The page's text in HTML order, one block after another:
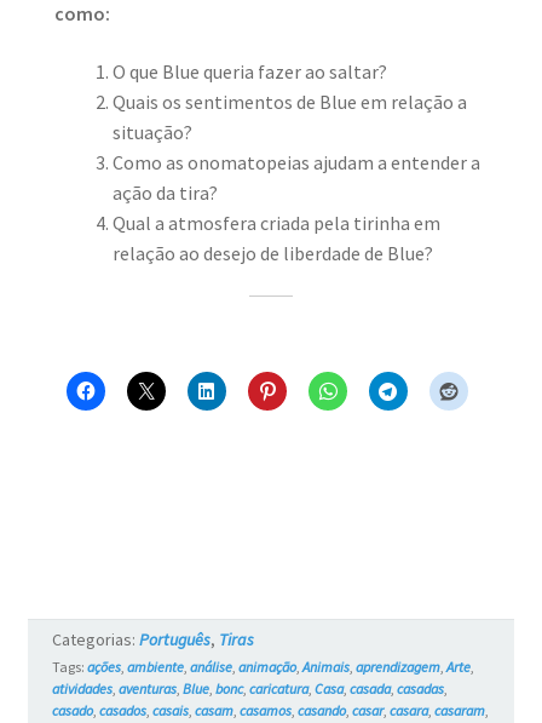
como:
O que Blue queria fazer ao saltar?
Quais os sentimentos de Blue em relação a
situação?
Como as onomatopeias ajudam a entender a
ação da tira?
Qual a atmosfera criada pela tirinha em
relação ao desejo de liberdade de Blue?
Categorias: Português, Tiras
Tags: ações, ambiente, análise, animação, Animais, aprendizagem, Arte,
atividades, aventuras, Blue, bonc, caricatura, Casa, casada, casadas,
casado, casados, casais, casam, casamos, casando, casar, casara, casaram,